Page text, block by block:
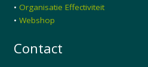
• Organisatie Effectiviteit
• Webshop
Contact